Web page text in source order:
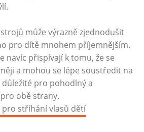
může výrazně zjednodušit
pro dítě mnohem příjemnějším.
navíc přispívají k tomu, že se
a mohou se lépe soustředit na
pro pohodlný a
obě strany.